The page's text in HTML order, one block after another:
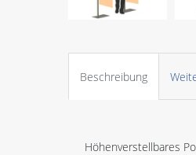
Beschreibung
Höhenverstellbares